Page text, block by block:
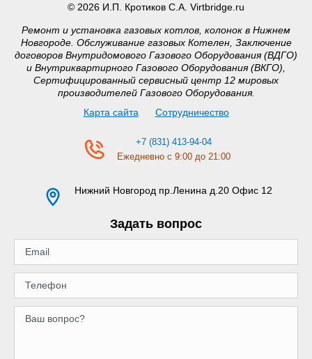
© 2026 И.П. Кротиков С.А. Virtbridge.ru
Ремонт и установка газовых котлов, колонок в Нижнем
Новгороде. Обслуживание газовых Котелен, Заключение
договоров Внутридомового Газового Оборудования (ВДГО)
и Внутриквартирного Газового Оборудования (ВКГО),
Сертифицированный сервисный центр 12 мировых
производителей Газового Оборудования.
Карта сайта
Сотрудничество
+7 (831) 413-94-04
Ежедневно с 9:00 до 21:00
Нижний Новгород пр.Ленина д.20 Офис 12
Задать вопрос